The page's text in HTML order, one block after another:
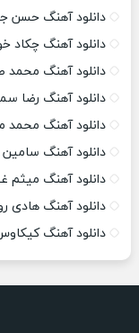
دانلود آهنگ حسن
دانلود آهنگ چکاد
دانلود آهنگ محمد
دانلود آهنگ رضا
دانلود آهنگ
دانلود آهنگ
دانلود آهنگ
دانلود آهنگ هادی
دانلود آهنگ